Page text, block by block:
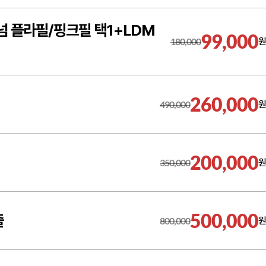
플라필/핑크필 택1+LDM
180,00099,000원
490,000260,000원
350,000200,000원
800,000500,000원